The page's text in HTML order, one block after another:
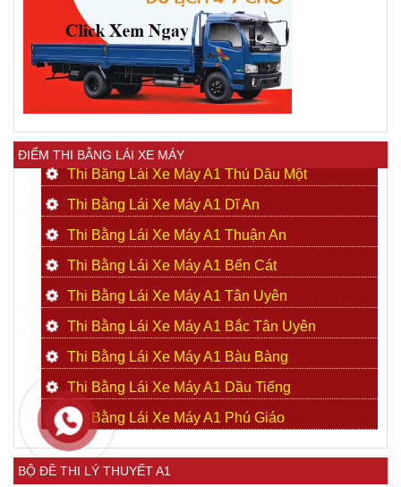
ĐIỂM THI BẰNG LÁI XE MÁY
Thi Bằng Lái Xe Máy A1 Thủ Dầu Một
Thi Bằng Lái Xe Máy A1 Dĩ An
Thi Bằng Lái Xe Máy A1 Thuận An
Thi Bằng Lái Xe Máy A1 Bến Cát
Thi Bằng Lái Xe Máy A1 Tân Uyên
Thi Bằng Lái Xe Máy A1 Bắc Tân Uyên
Thi Bằng Lái Xe Máy A1 Bàu Bàng
Thi Bằng Lái Xe Máy A1 Dầu Tiếng
Thi Bằng Lái Xe Máy A1 Phú Giáo
BỘ ĐỀ THI LÝ THUYẾT A1